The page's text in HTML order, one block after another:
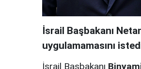
İsrail Başbakanı
uygulamamasını
İsrail Başbakanı